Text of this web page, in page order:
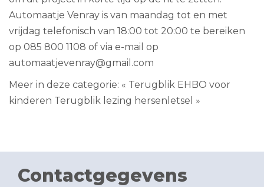
Automaatje Venray is van maandag tot en met
vrijdag telefonisch van 18:00 tot 20:00 te bereiken
op 085 800 1108 of via e-mail op
automaatjevenray@gmail.com
Meer in deze categorie: « Terugblik EHBO voor
kinderen Terugblik lezing hersenletsel »
Contactgegevens